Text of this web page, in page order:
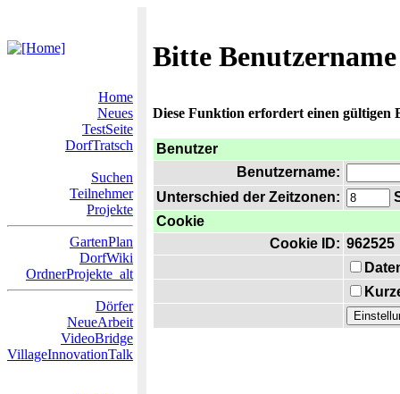
Bitte
Home
Neues
TestSeite
DorfTratsch
Suchen
Teilnehmer
Projekte
GartenPlan
DorfWiki
OrdnerProjekte_alt
Dörfer
NeueArbeit
VideoBridge
VillageInnovationTalk
Diese Funktion erfordert einen gültigen
Benutzer
Benutzername:
Unterschied der Zeitzonen:
Cookie
Cookie ID: 962525